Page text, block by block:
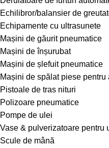
Echilibror/balansier de
Echipamente cu ultrasunete
Mașini de găurit pneumatice
Mașini de înșurubat
Mașini de șlefuit pneumatice
Mașini de spălat piese
Pistoale de tras nituri
Polizoare pneumatice
Pompe de ulei
Vase & pulverizatoare pentru
Scule de mână